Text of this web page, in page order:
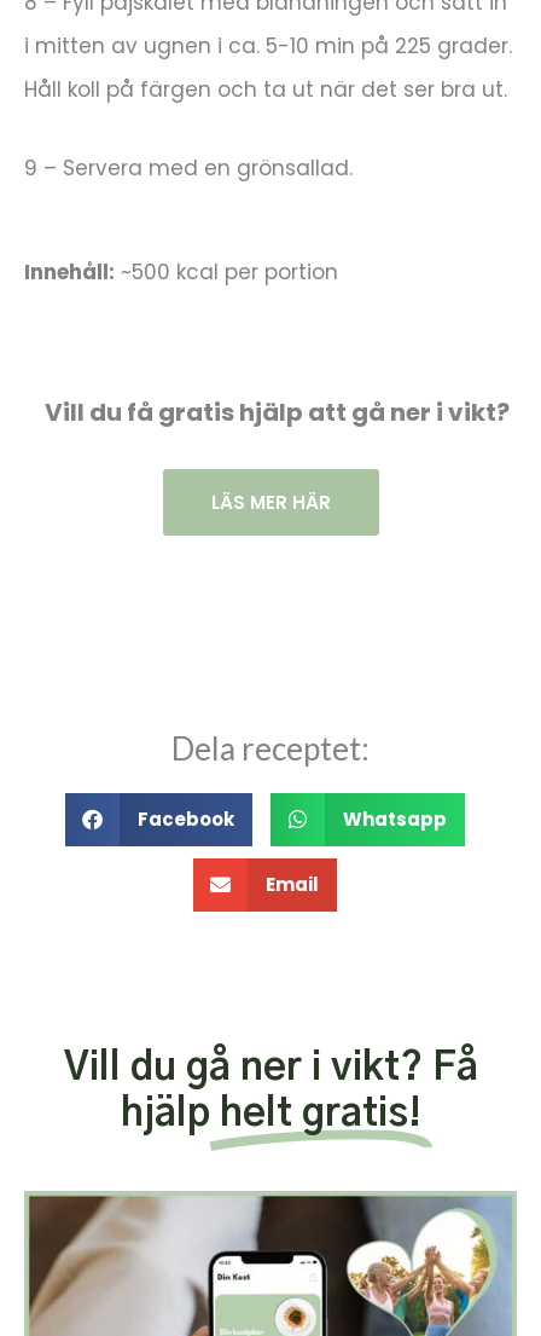
i mitten av ugnen i ca. 5-10 min på 225 grader.
Håll koll på färgen och ta ut när det ser bra ut.
9 – Servera med en grönsallad.
Innehåll: ~500 kcal per portion
Vill du få gratis hjälp att gå ner i vikt?
LÄS MER HÄR
Dela receptet:
Facebook Whatsapp
Email
Vill du gå ner i vikt? Få
hjälp helt gratis!